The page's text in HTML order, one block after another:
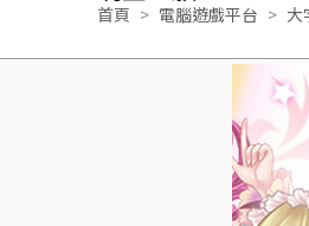
首頁 電腦遊戲平台 大